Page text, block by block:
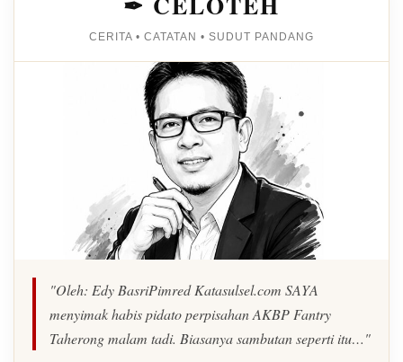
CERITA • CATATAN • SUDUT PANDANG
"Oleh: Edy BasriPimred Katasulsel.com SAYA
menyimak habis pidato perpisahan AKBP Fantry
Taherong malam tadi. Biasanya sambutan seperti itu…"